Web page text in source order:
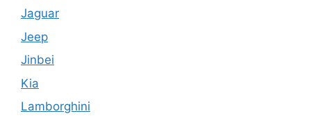
Jaguar
Jeep
Jinbei
Kia
Lamborghini